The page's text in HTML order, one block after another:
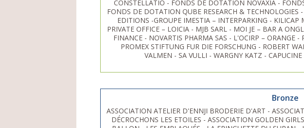
CONSTELLATIO - FONDS DE DOTATION NOVAXIA -
FONDS DE DOTATION QUBE RESEARCH & TECHNOLOGIES
EDITIONS -GROUPE IMESTIA – INTERPARKING - KILICAP
PRIVATE OFFICE – LOICIA - MJB SARL - MOI JE – BAR A
FINANCE - NOVARTIS PHARMA SAS - L'OCIRP – ORANGE
PROMEX STIFTUNG FUR DIE FORSCHUNG - ROBERT
VALMEN - SA VULLI - WARGNY KATZ -
Bronze
ASSOCIATION ATELIER D'ENNJI BRODERIE D'ART -
DÉCROCHONS LES ETOILES - ASSOCIATION GOLDEN